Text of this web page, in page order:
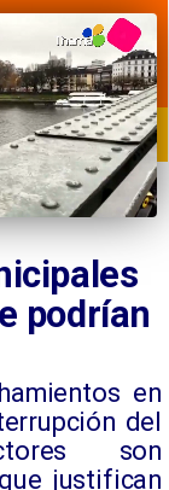
CULTURA
podrían
en
del
son
justifican